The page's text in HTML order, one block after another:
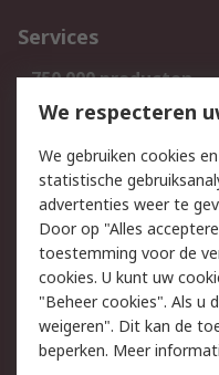
Services
750.000 producten
Bestellen
Track & Trace
Wettelijk
Cookiebeleid
Privacybeleid
Algemene
We respecteren
We gebruiken cookies
statistische
advertenties weer te
Door op "Alles
toestemming voor de
cookies. U kunt uw
"Beheer cookies". Als u
weigeren". Dit kan de
beperken. Meer